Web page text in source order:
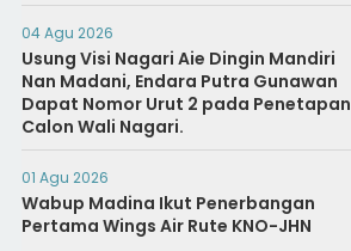
04 Agu 2026
Usung Visi Nagari Aie Dingin Mandiri
Nan Madani, Endara Putra Gunawan
Dapat Nomor Urut 2 pada Penetapan
Calon Wali Nagari.
01 Agu 2026
Wabup Madina Ikut Penerbangan
Pertama Wings Air Rute KNO-JHN